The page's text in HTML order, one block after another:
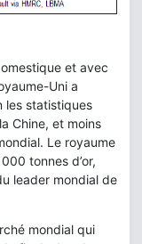
et avec
Uni a
les statistiques
Chine, et moins
Le royaume
tonnes d’or,
leader mondial de
mondial qui